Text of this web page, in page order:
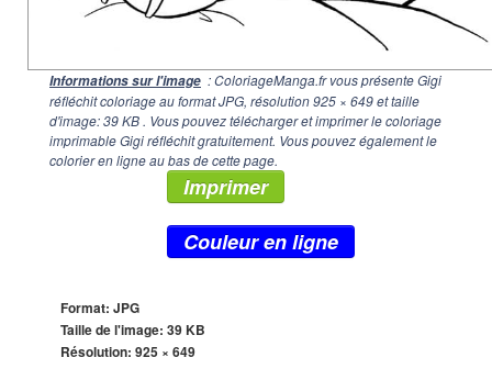
Informations sur l'image : ColoriageManga.fr vous présente Gigi
réfléchit coloriage au format JPG, résolution925 × 649et taille
d'image: 39 KB . Vous pouvez télécharger et imprimer le coloriage
imprimable Gigi réfléchit gratuitement. Vous pouvez également le
colorier en ligne au bas de cette page.
Imprimer
Couleur en ligne
Format: JPG
Taille de l'image: 39 KB
Résolution: 925 × 649